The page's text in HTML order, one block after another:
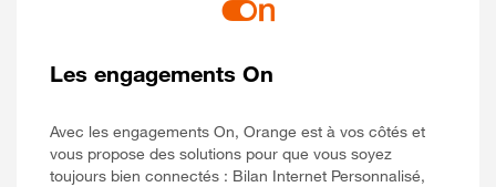
Les engagements On
Avec les engagements On, Orange est à vos côtés et
vous propose des solutions pour que vous soyez
toujours bien connectés : Bilan Internet Personnalisé,